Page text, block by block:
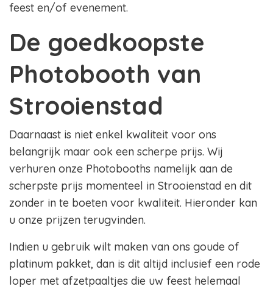
feest en/of evenement.
De goedkoopste
Photobooth van
Strooienstad
Daarnaast is niet enkel kwaliteit voor ons
belangrijk maar ook een scherpe prijs. Wij
verhuren onze Photobooths namelijk aan de
scherpste prijs momenteel in Strooienstad en dit
zonder in te boeten voor kwaliteit. Hieronder kan
u onze prijzen terugvinden.
Indien u gebruik wilt maken van ons goude of
platinum pakket, dan is dit altijd inclusief een rode
loper met afzetpaaltjes die uw feest helemaal